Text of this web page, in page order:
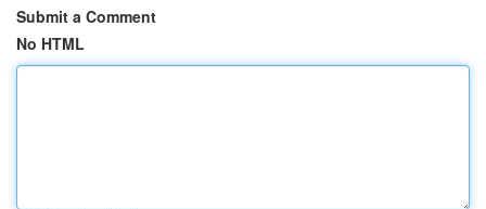
Submit a Comment
No HTML